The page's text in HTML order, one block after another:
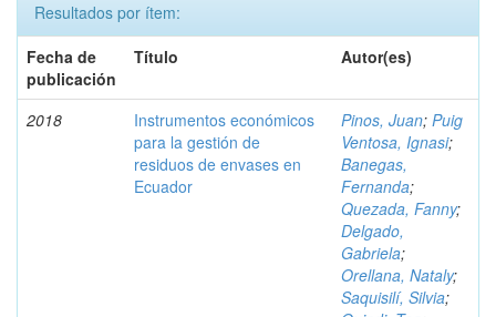
Resultados por ítem:
Fecha de
publicación
Título Autor(es)
2018
Instrumentos económicos
para la gestión de
residuos de envases en
Ecuador
Pinos, Juan; Puig
Ventosa, Ignasi;
Banegas,
Fernanda;
Quezada, Fanny;
Delgado,
Gabriela;
Orellana, Nataly;
Saquisilí, Silvia;